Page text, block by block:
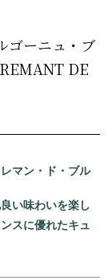
ゴーニュ・ブ
DE
マン・ド・ブル
い味わいを楽し
スに優れたキュ